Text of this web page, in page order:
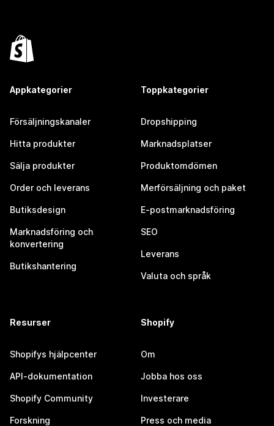
Appkategorier
Försäljningskanaler
Hitta produkter
Sälja produkter
Order och leverans
Butiksdesign
Marknadsföring och
konvertering
Butikshantering
Toppkategorier
Dropshipping
Marknadsplatser
Produktomdömen
Merförsäljning och paket
E-postmarknadsföring
SEO
Leverans
Valuta och språk
Resurser
Shopifys hjälpcenter
API-dokumentation
Shopify Community
Forskning
Shopify
Om
Jobba hos oss
Investerare
Press och media